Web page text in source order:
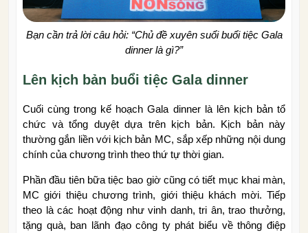
Bạn cần trả lời câu hỏi: “Chủ đề xuyên suổi buổi tiệc Gala
dinner là gì?”
Lên kịch bản buổi tiệc Gala dinner
Cuối cùng trong kế hoạch Gala dinner là lên kịch bản tổ
chức và tổng duyệt dựa trên kịch bản. Kịch bản này
thường gắn liền với kịch bản MC, sắp xếp những nội dung
chính của chương trình theo thứ tự thời gian.
Phần đầu tiên bữa tiệc bao giờ cũng có tiết mục khai màn,
MC giới thiệu chương trình, giới thiệu khách mời. Tiếp
theo là các hoạt động như vinh danh, tri ân, trao thưởng,
tặng quà, ban lãnh đạo công ty phát biểu về thông điệp